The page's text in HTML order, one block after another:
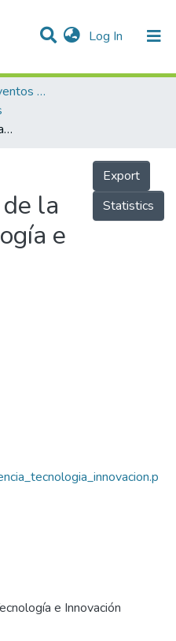
Log In (current)
1. Publicaciones y eventos institucionales
Popularización de la Ciencia, Tecnología e Innovación
la
e
Export
Statistics
e Innovación